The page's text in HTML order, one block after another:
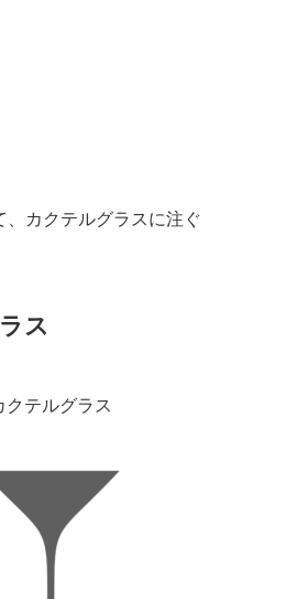
カクテルグラスに注ぐ
ス
クテルグラス